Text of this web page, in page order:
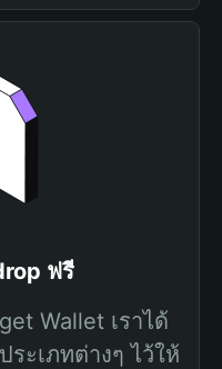
ฟรี
Wallet เราได้
ะเภทต่างๆ ไว้ให้